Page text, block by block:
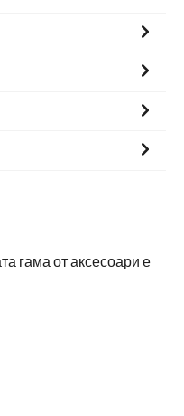
гама от аксесоари е